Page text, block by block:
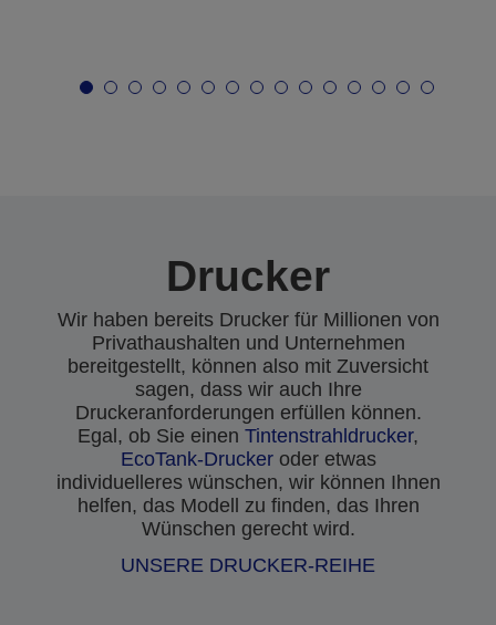
Drucker
Wir haben bereits Drucker für Millionen von
Privathaushalten und Unternehmen
bereitgestellt, können also mit Zuversicht
sagen, dass wir auch Ihre
Druckeranforderungen erfüllen können.
Egal, ob Sie einen Tintenstrahldrucker,
EcoTank-Druckeroder etwas
individuelleres wünschen, wir können Ihnen
helfen, das Modell zu finden, das Ihren
Wünschen gerecht wird.
UNSERE DRUCKER-REIHE